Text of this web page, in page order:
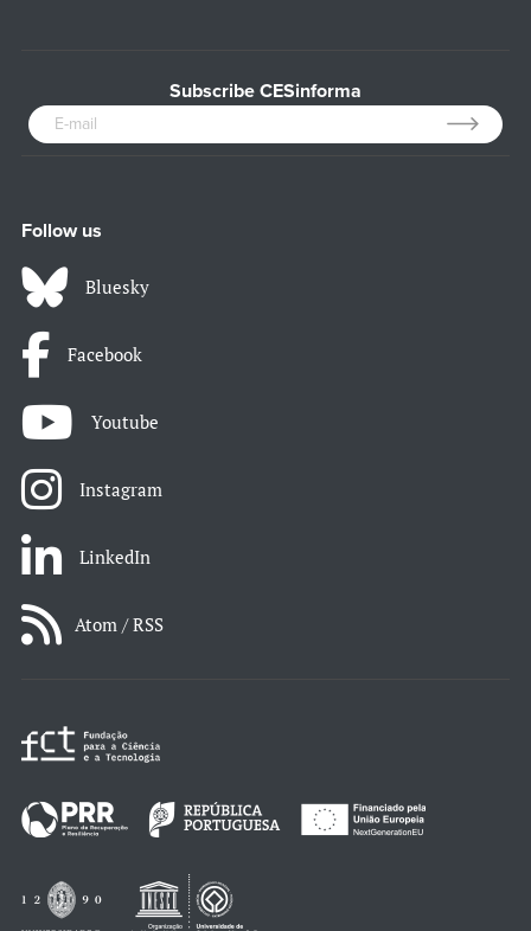
Subscribe CESinforma
Follow us
Bluesky
Facebook
Youtube
Instagram
LinkedIn
Atom / RSS